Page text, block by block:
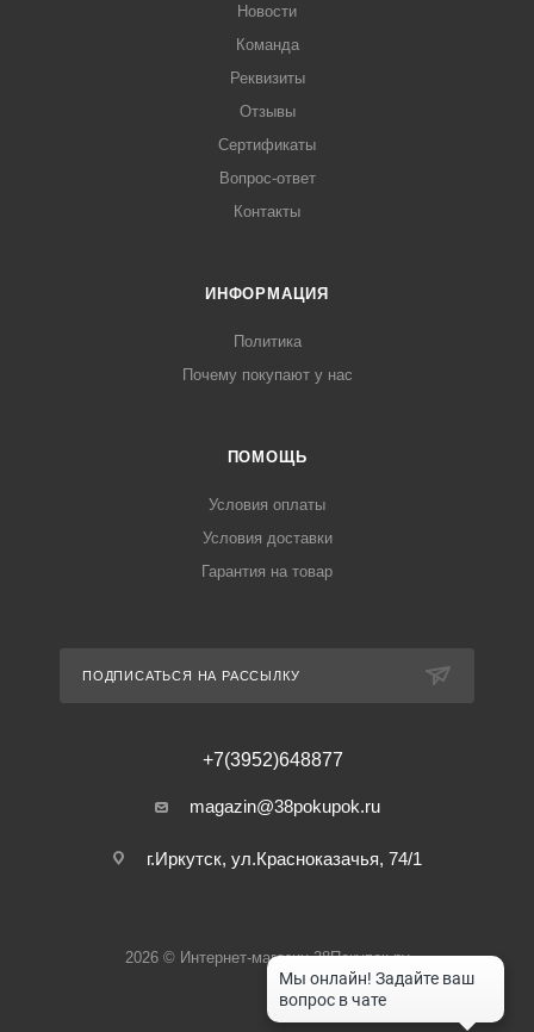
Новости
Команда
Реквизиты
Отзывы
Сертификаты
Вопрос-ответ
Контакты
ИНФОРМАЦИЯ
Политика
Почему покупают у нас
ПОМОЩЬ
Условия оплаты
Условия доставки
Гарантия на товар
ПОДПИСАТЬСЯ НА РАССЫЛКУ
+7(3952)648877
magazin@38pokupok.ru
г.Иркутск, ул.Красноказачья, 74/1
2026 © Интернет-магазин 38Покупок.ру